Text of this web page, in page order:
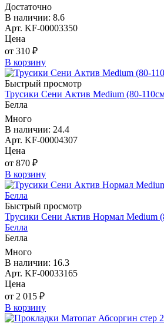
Достаточно
В наличии: 8.6
Арт. KF-00003350
Цена
от 310 ₽
В корзину
Быстрый просмотр
Трусики Сени Актив Medium (80-
Белла
Много
В наличии: 24.4
Арт. KF-00004307
Цена
от 870 ₽
В корзину
Быстрый просмотр
Трусики Сени Актив Нормал Medium
Белла
Белла
Много
В наличии: 16.3
Арт. KF-00033165
Цена
от 2 015 ₽
В корзину